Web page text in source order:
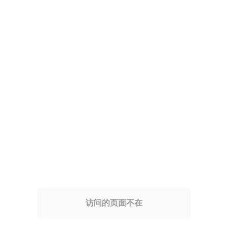
访问的页面不在